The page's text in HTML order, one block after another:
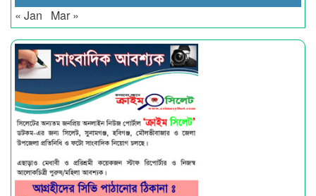
« Jan Mar »